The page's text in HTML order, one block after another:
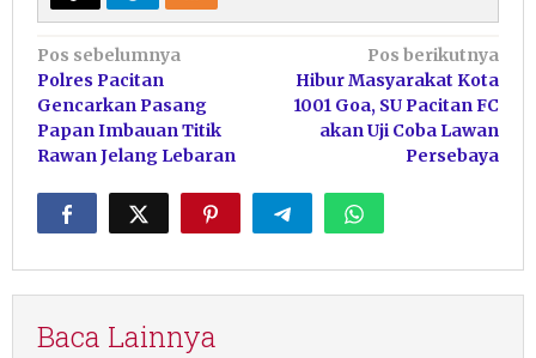
Navigasi
pos
Pos sebelumnya
Polres Pacitan
Gencarkan Pasang
Papan Imbauan Titik
Rawan Jelang Lebaran
Pos berikutnya
Hibur Masyarakat Kota
1001 Goa, SU Pacitan FC
akan Uji Coba Lawan
Persebaya
Baca Lainnya